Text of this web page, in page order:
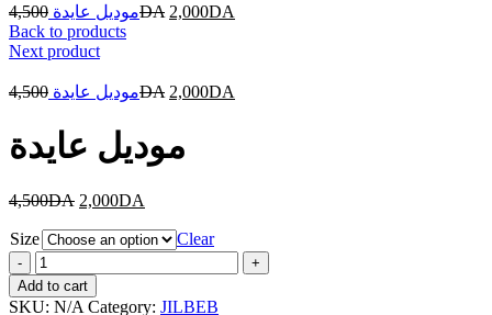
موديل عايدة 4,500 DA 2,000DA
Back to products
Next product
موديل عايدة 4,500 DA 2,000DA
موديل عايدة
4,500DA 2,000DA
Size
Clear
موديل
عايدة
quantity
Add to cart
SKU: N/A Category: JILBEB